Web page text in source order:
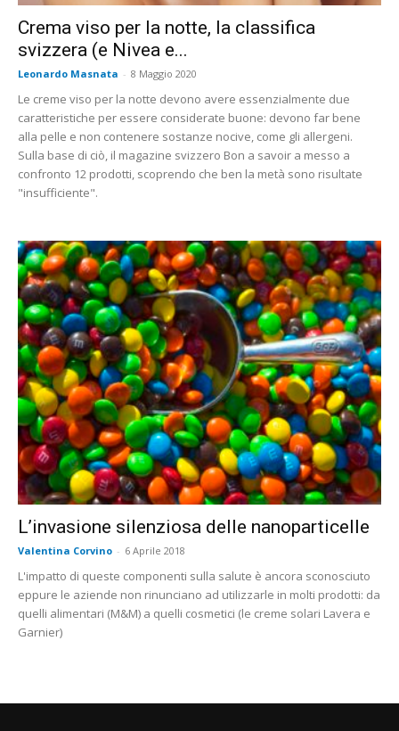
Crema viso per la notte, la classifica
svizzera (e Nivea e...
Leonardo Masnata - 8 Maggio 2020
Le creme viso per la notte devono avere essenzialmente due
caratteristiche per essere considerate buone: devono far bene
alla pelle e non contenere sostanze nocive, come gli allergeni.
Sulla base di ciò, il magazine svizzero Bon a savoir a messo a
confronto 12 prodotti, scoprendo che ben la metà sono risultate
"insufficiente".
L’invasione silenziosa delle nanoparticelle
Valentina Corvino - 6 Aprile 2018
L'impatto di queste componenti sulla salute è ancora sconosciuto
eppure le aziende non rinunciano ad utilizzarle in molti prodotti: da
quelli alimentari (M&M) a quelli cosmetici (le creme solari Lavera e
Garnier)